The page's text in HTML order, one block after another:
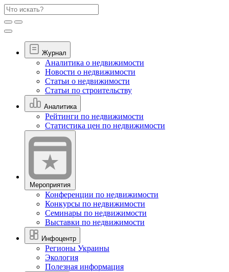
Журнал
Аналитика о недвижимости
Новости о недвижимости
Статьи о недвижимости
Статьи по строительству
Аналитика
Рейтинги по недвижимости
Статистика цен по недвижимости
Мероприятия
Конференции по недвижимости
Конкурсы по недвижимости
Семинары по недвижимости
Выставки по недвижимости
Инфоцентр
Регионы Украины
Экология
Полезная информация